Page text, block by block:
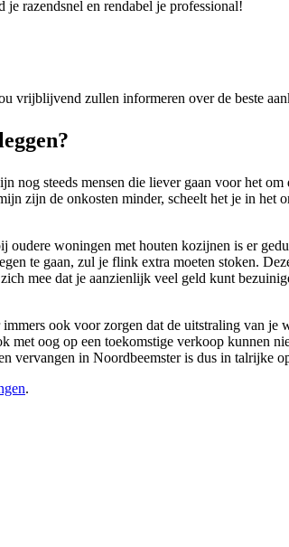
razendsnel en rendabel je professional!
vrijblijvend zullen informeren over de beste
steeds mensen die liever gaan voor het om
zijn de onkosten minder, scheelt het je in het
woningen met houten kozijnen is er
te gaan, zul je flink extra moeten stoken.
mee dat je aanzienlijk veel geld kunt
ook voor zorgen dat de uitstraling van je
oog op een toekomstige verkoop kunnen
in Noordbeemster is dus in talrijke
.